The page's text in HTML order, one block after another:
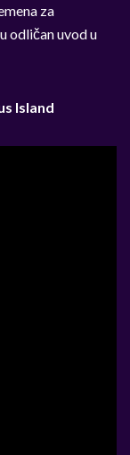
za
odličan uvod u
Island